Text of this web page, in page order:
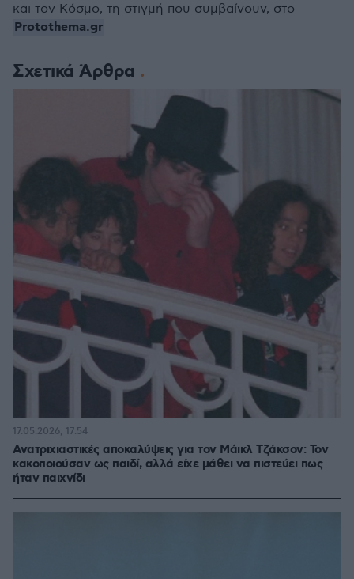
Σχετικά Άρθρα
Ανατριχιαστικές αποκαλύψεις για τον Μάικλ Τζάκσον: Τον
κακοποιούσαν ως παιδί, αλλά είχε μάθει να πιστεύει πως
ήταν παιχνίδι
17.05.2026, 17:54
και τον Κόσμο, τη στιγμή που συμβαίνουν, στο
Protothema.gr